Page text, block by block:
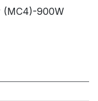
(MC4)-900W